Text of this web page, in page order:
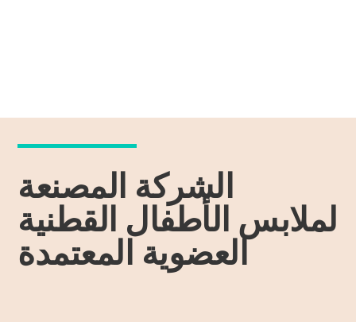
الشركة المصنعة
لملابس الأطفال القطنية
العضوية المعتمدة